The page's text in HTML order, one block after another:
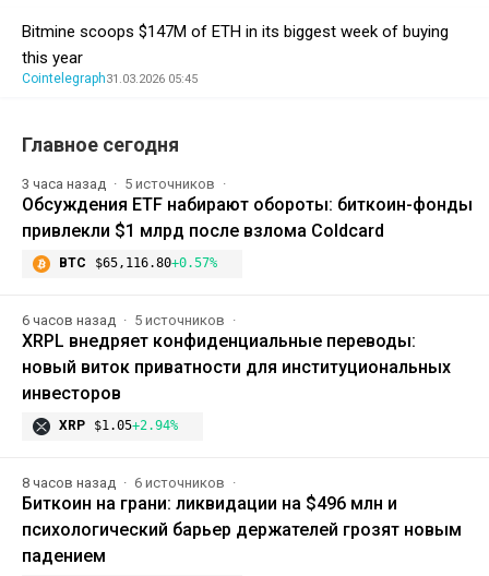
Bitmine scoops $147M of ETH in its biggest week of buying
this year
Cointelegraph31.03.2026 05:45
Главное сегодня
3 часа назад 5 источников
Обсуждения ETF набирают обороты: биткоин-фонды
привлекли $1 млрд после взлома Coldcard
BTC $65,116.80+0.57%
6 часов назад 5 источников
XRPL внедряет конфиденциальные переводы:
новый виток приватности для институциональных
инвесторов
XRP $1.05+2.94%
8 часов назад 6 источников
Биткоин на грани: ликвидации на $496 млн и
психологический барьер держателей грозят новым
падением